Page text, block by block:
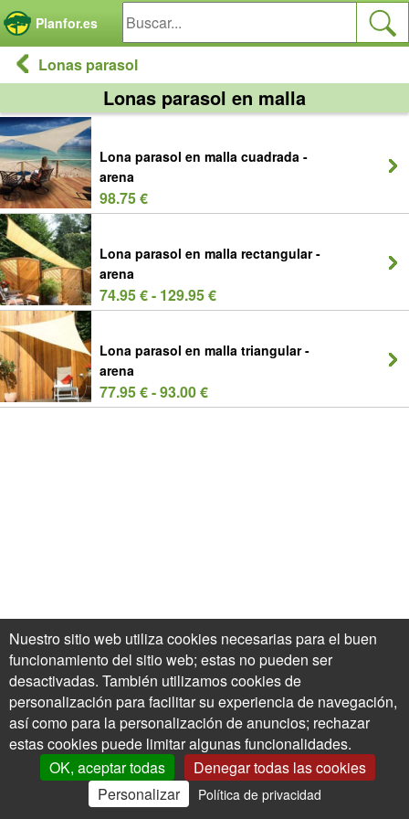
Planfor.es
Lonas parasol
Lonas parasol en malla
Lona parasol en malla cuadrada -
arena
98.75 €
Lona parasol en malla rectangular -
arena
74.95 € - 129.95 €
Lona parasol en malla triangular -
arena
77.95 € - 93.00 €
Mi Cuenta Ofertas Cesta
Panel de gestión de cookies
Nuestro sitio web utiliza cookies necesarias para el buen
funcionamiento del sitio web; estas no pueden ser
desactivadas. También utilizamos cookies de
personalización para facilitar su experiencia de navegación,
así como para la personalización de anuncios; rechazar
estas cookies puede limitar algunas funcionalidades.
OK, aceptar todas
Denegar todas las cookies
Personalizar
Política de privacidad